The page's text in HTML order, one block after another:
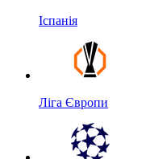
Іспанія
Ліга Європи